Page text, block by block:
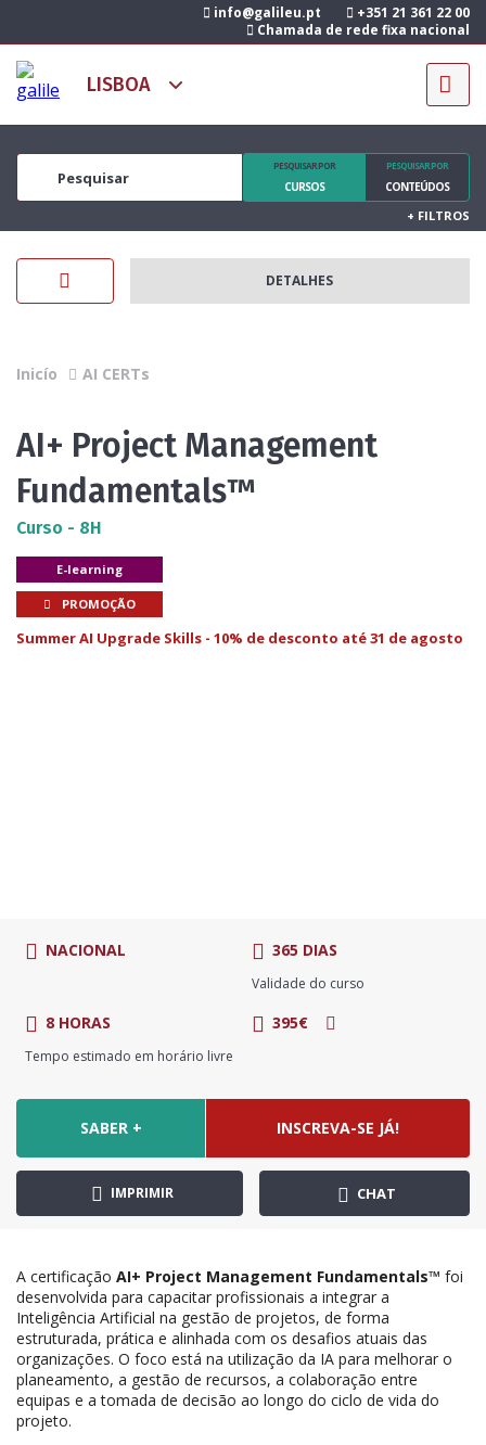
info@galileu.pt
+351 21 361 22 00
Chamada de rede fixa nacional
PESQUISAR POR
CURSOS
PESQUISAR POR
CONTEÚDOS
+ FILTROS
DETALHES
Inicío AI CERTs
AI+ Project Management
Fundamentals™
Curso - 8H
E-learning
PROMOÇÃO
Summer AI Upgrade Skills - 10% de desconto até 31 de agosto
NACIONAL 365 DIAS
Validade do curso
8 HORAS
Tempo estimado em horário livre
395€
SABER + INSCREVA-SE JÁ!
IMPRIMIR CHAT
A certificação AI+ Project Management Fundamentals™ foi
desenvolvida para capacitar profissionais a integrar a
Inteligência Artificial na gestão de projetos, de forma
estruturada, prática e alinhada com os desafios atuais das
organizações. O foco está na utilização da IA para melhorar o
planeamento, a gestão de recursos, a colaboração entre
equipas e a tomada de decisão ao longo do ciclo de vida do
projeto.